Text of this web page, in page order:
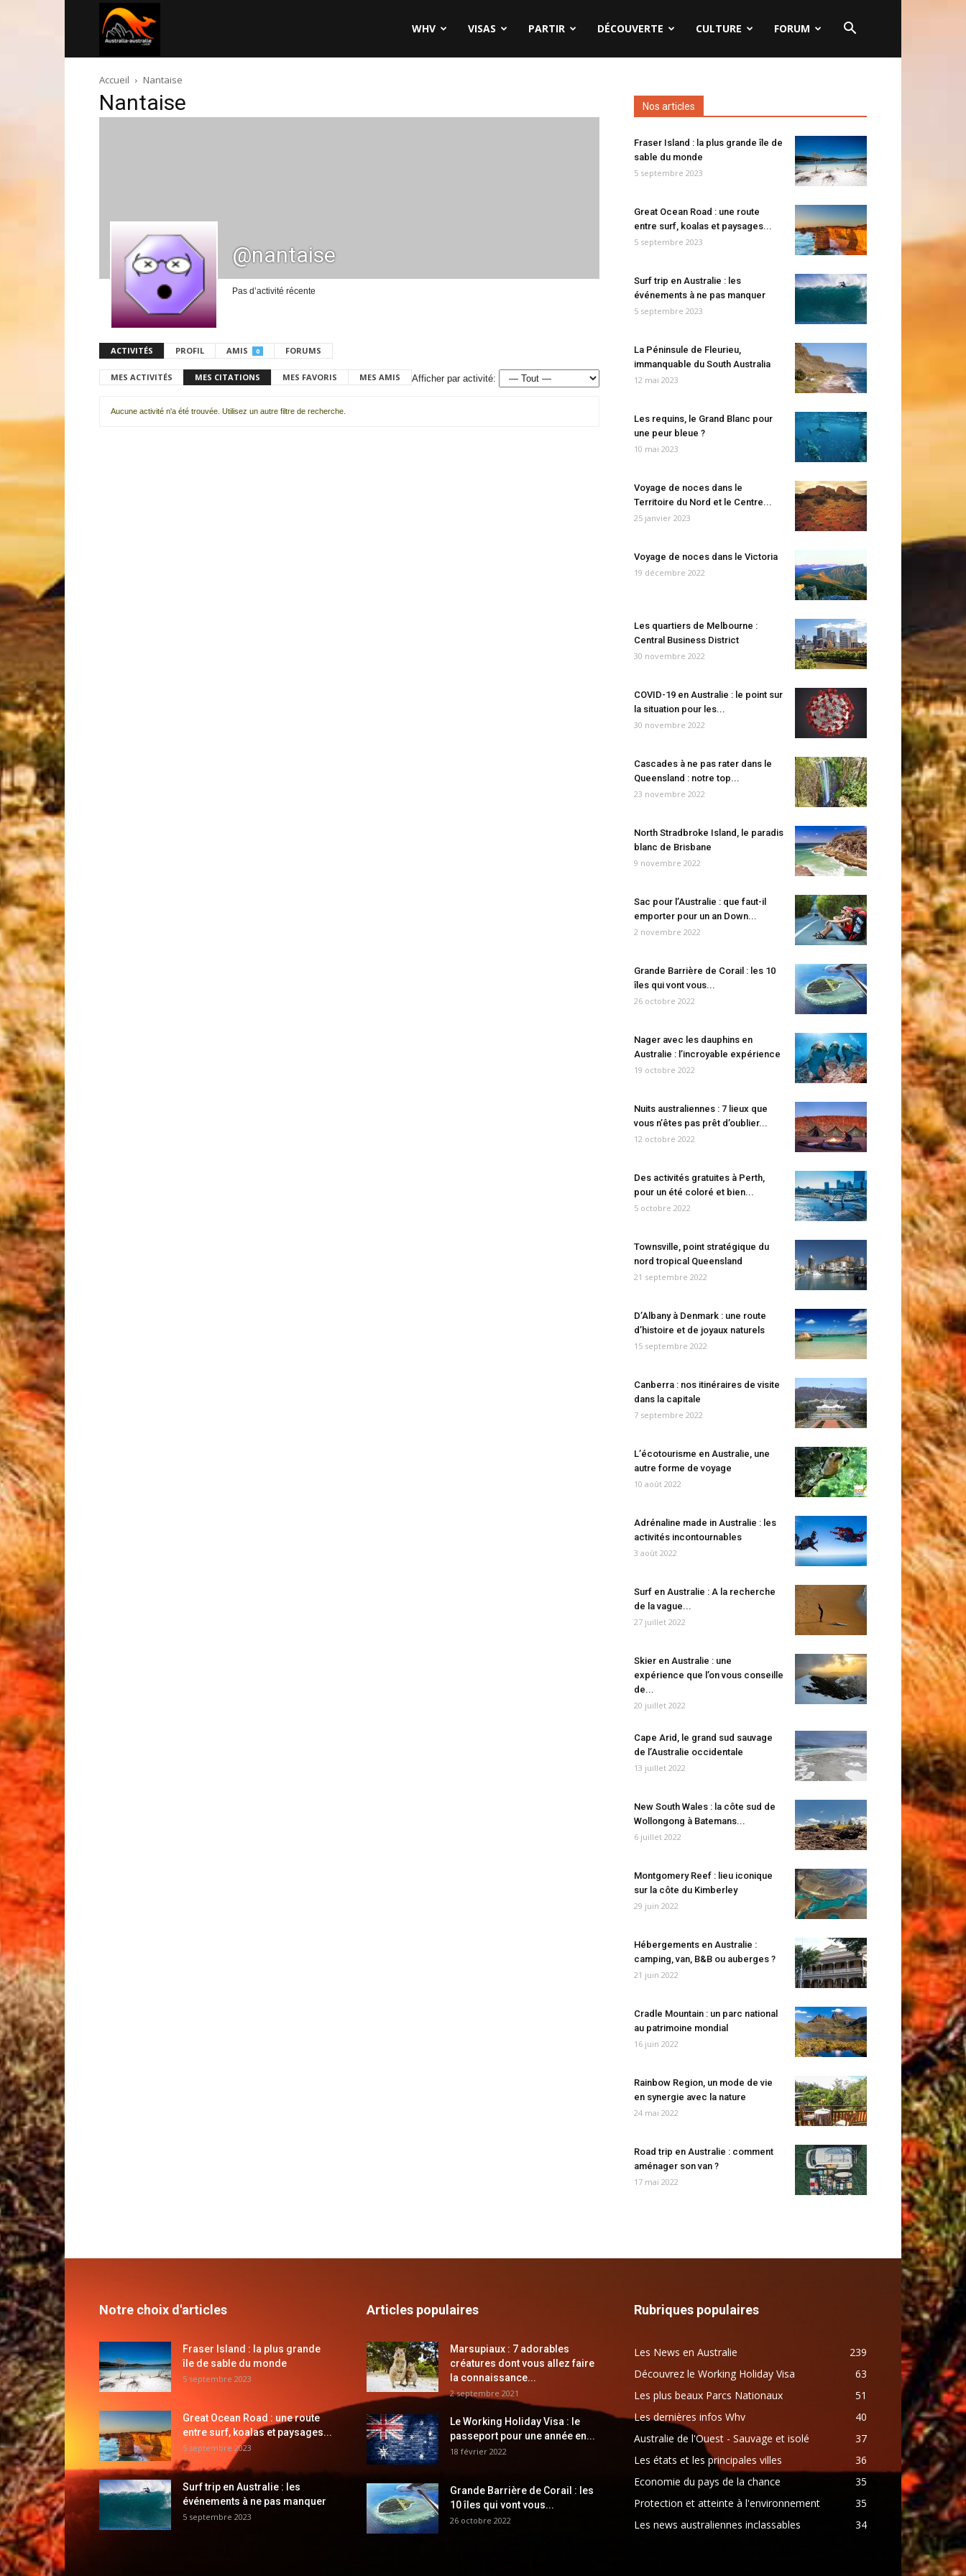
australie.com
WHV VISAS PARTIR DÉCOUVERTE CULTURE FORUM
Accueil Nantaise
Nantaise
@nantaise
Pas d’activité récente
ACTIVITÉS PROFIL AMIS 0 FORUMS
MES ACTIVITÉS MES CITATIONS MES FAVORIS MES AMIS Afficher par activité:
Aucune activité n'a été trouvée. Utilisez un autre filtre de recherche.
Nos articles
Fraser Island : la plus grande île de
sable du monde
5 septembre 2023
Great Ocean Road : une route
entre surf, koalas et paysages...
5 septembre 2023
Surf trip en Australie : les
événements à ne pas manquer
5 septembre 2023
La Péninsule de Fleurieu,
immanquable du South Australia
12 mai 2023
Les requins, le Grand Blanc pour
une peur bleue ?
10 mai 2023
Voyage de noces dans le
Territoire du Nord et le Centre...
25 janvier 2023
Voyage de noces dans le Victoria
19 décembre 2022
Les quartiers de Melbourne :
Central Business District
30 novembre 2022
COVID-19 en Australie : le point sur
la situation pour les...
30 novembre 2022
Cascades à ne pas rater dans le
Queensland : notre top...
23 novembre 2022
North Stradbroke Island, le paradis
blanc de Brisbane
9 novembre 2022
Sac pour l’Australie : que faut-il
emporter pour un an Down...
2 novembre 2022
Grande Barrière de Corail : les 10
îles qui vont vous...
26 octobre 2022
Nager avec les dauphins en
Australie : l’incroyable expérience
19 octobre 2022
Nuits australiennes : 7 lieux que
vous n’êtes pas prêt d’oublier...
12 octobre 2022
Des activités gratuites à Perth,
pour un été coloré et bien...
5 octobre 2022
Townsville, point stratégique du
nord tropical Queensland
21 septembre 2022
D’Albany à Denmark : une route
d’histoire et de joyaux naturels
15 septembre 2022
Canberra : nos itinéraires de visite
dans la capitale
7 septembre 2022
L’écotourisme en Australie, une
autre forme de voyage
10 août 2022
Adrénaline made in Australie : les
activités incontournables
3 août 2022
Surf en Australie : A la recherche
de la vague...
27 juillet 2022
Skier en Australie : une
expérience que l’on vous conseille
de...
20 juillet 2022
Cape Arid, le grand sud sauvage
de l’Australie occidentale
13 juillet 2022
New South Wales : la côte sud de
Wollongong à Batemans...
6 juillet 2022
Montgomery Reef : lieu iconique
sur la côte du Kimberley
29 juin 2022
Hébergements en Australie :
camping, van, B&B ou auberges ?
21 juin 2022
Cradle Mountain : un parc national
au patrimoine mondial
16 juin 2022
Rainbow Region, un mode de vie
en synergie avec la nature
24 mai 2022
Road trip en Australie : comment
aménager son van ?
17 mai 2022
Notre choix d'articles
Fraser Island : la plus grande
île de sable du monde
5 septembre 2023
Great Ocean Road : une route
entre surf, koalas et paysages...
5 septembre 2023
Surf trip en Australie : les
événements à ne pas manquer
5 septembre 2023
Articles populaires
Marsupiaux : 7 adorables
créatures dont vous allez faire
la connaissance...
2 septembre 2021
Le Working Holiday Visa : le
passeport pour une année en...
18 février 2022
Grande Barrière de Corail : les
10 îles qui vont vous...
26 octobre 2022
Rubriques populaires
Les News en Australie
239
Découvrez le Working Holiday Visa
63
Les plus beaux Parcs Nationaux
51
Les dernières infos Whv
40
Australie de l'Ouest - Sauvage et isolé
37
Les états et les principales villes
36
Economie du pays de la chance
35
Protection et atteinte à l'environnement
35
Les news australiennes inclassables
34